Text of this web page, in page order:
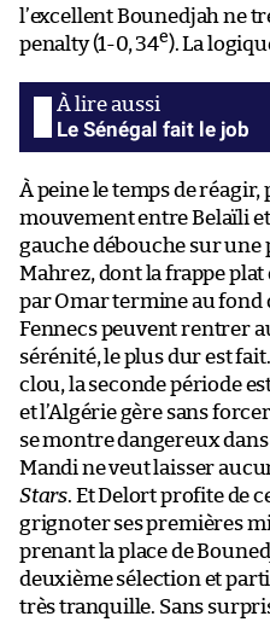
l’excellent Bounedjah ne
penalty (1-0, 34e). La
Le Sénégal fait le job
À peine le temps de réagir,
mouvement entre Belaïli
gauche débouche sur une
Mahrez, dont la frappe
par Omar termine au fond
Fennecs peuvent rentrer
sérénité, le plus dur est
clou, la seconde période
et l’Algérie gère sans
se montre dangereux dans
Mandi ne veut laisser
Stars. Et Delort profite de
grignoter ses premières
prenant la place de
deuxième sélection et
très tranquille. Sans